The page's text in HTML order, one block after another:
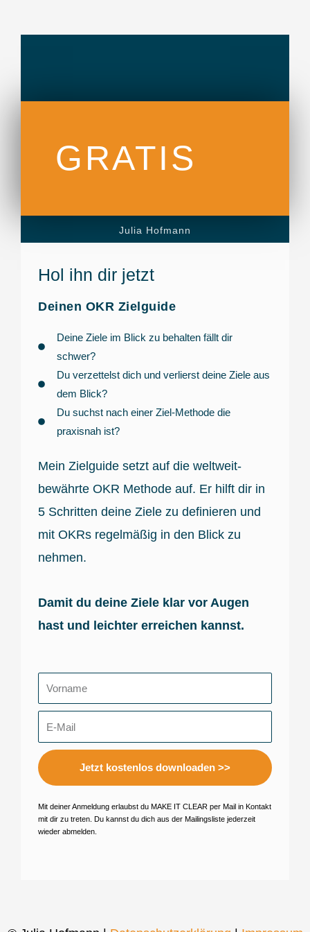
GRATIS
Julia Hofmann
Hol ihn dir jetzt
Deinen OKR Zielguide
Deine Ziele im Blick zu behalten fällt dir
schwer?
Du verzettelst dich und verlierst deine Ziele aus
dem Blick?
Du suchst nach einer Ziel-Methode die
praxisnah ist?
Mein Zielguide setzt auf die weltweit-
bewährte OKR Methode auf. Er hilft dir in
5 Schritten deine Ziele zu definieren und
mit OKRs regelmäßig in den Blick zu
nehmen.
Damit du deine Ziele klar vor Augen
hast und leichter erreichen kannst.
Name
E-
Mail
Jetzt kostenlos downloaden >>
Mit deiner Anmeldung erlaubst du MAKE IT CLEAR per Mail in Kontakt
mit dir zu treten. Du kannst du dich aus der Mailingsliste jederzeit
wieder abmelden.